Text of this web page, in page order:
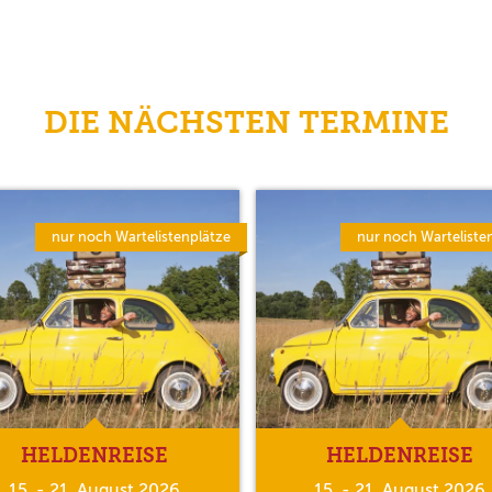
DIE NÄCHSTEN TERMINE
nur noch Wartelistenplätze
HELDENREISE
nur noch
HELDENREISE